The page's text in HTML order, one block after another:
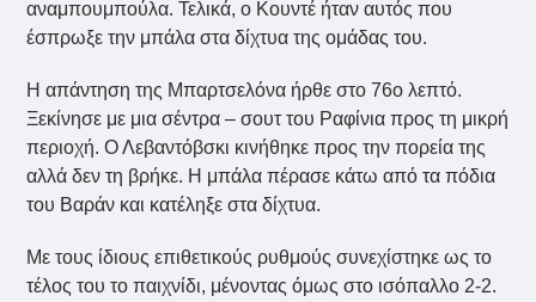
αναμπουμπούλα. Τελικά, ο Κουντέ ήταν αυτός που
έσπρωξε την μπάλα στα δίχτυα της ομάδας του.
Η απάντηση της Μπαρτσελόνα ήρθε στο 76ο λεπτό.
Ξεκίνησε με μια σέντρα – σουτ του Ραφίνια προς τη μικρή
περιοχή. Ο Λεβαντόβσκι κινήθηκε προς την πορεία της
αλλά δεν τη βρήκε. Η μπάλα πέρασε κάτω από τα πόδια
του Βαράν και κατέληξε στα δίχτυα.
Με τους ίδιους επιθετικούς ρυθμούς συνεχίστηκε ως το
τέλος του το παιχνίδι, μένοντας όμως στο ισόπαλλο 2-2.